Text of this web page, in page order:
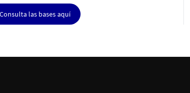
Consulta las bases aquí